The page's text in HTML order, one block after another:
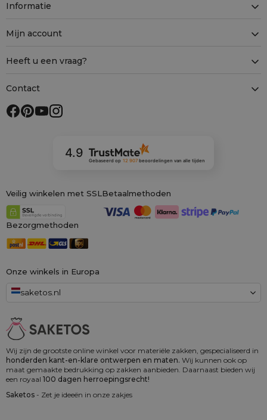
Wij zijn de grootste online winkel voor materiële zakken, gespecialiseerd in
honderden kant-en-klare ontwerpen en maten. Wij kunnen ook op
maat gemaakte bedrukking op zakken aanbieden. Daarnaast bieden wij
een royaal 100 dagen herroepingsrecht!
Saketos - Zet je ideeën in onze zakjes
Onze winkels in Europa
saketos.nl
Informatie
Mijn account
Heeft u een vraag?
Contact
4.9
Gebaseerd op 12 907beoordelingen van alle tijden
Veilig winkelen met SSL Betaalmethoden
Bezorgmethoden